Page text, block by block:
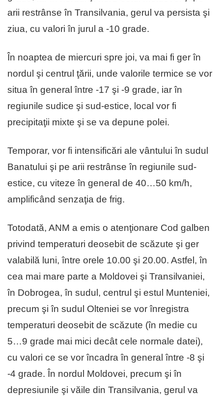
arii restrânse în Transilvania, gerul va persista şi
ziua, cu valori în jurul a -10 grade.
În noaptea de miercuri spre joi, va mai fi ger în
nordul şi centrul ţării, unde valorile termice se vor
situa în general între -17 şi -9 grade, iar în
regiunile sudice şi sud-estice, local vor fi
precipitaţii mixte şi se va depune polei.
Temporar, vor fi intensificări ale vântului în sudul
Banatului şi pe arii restrânse în regiunile sud-
estice, cu viteze în general de 40…50 km/h,
amplificând senzaţia de frig.
Totodată, ANM a emis o atenţionare Cod galben
privind temperaturi deosebit de scăzute şi ger
valabilă luni, între orele 10.00 şi 20.00. Astfel, în
cea mai mare parte a Moldovei şi Transilvaniei,
în Dobrogea, în sudul, centrul şi estul Munteniei,
precum şi în sudul Olteniei se vor înregistra
temperaturi deosebit de scăzute (în medie cu
5…9 grade mai mici decât cele normale datei),
cu valori ce se vor încadra în general între -8 şi
-4 grade. În nordul Moldovei, precum şi în
depresiunile şi văile din Transilvania, gerul va